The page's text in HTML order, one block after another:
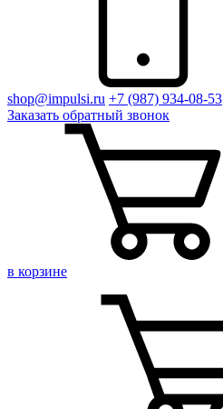
shop@impulsi.ru +7 (987) 934-08-53
Заказать обратный звонок
в корзине